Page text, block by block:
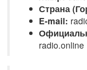
Страна
E-mail:
radio.online